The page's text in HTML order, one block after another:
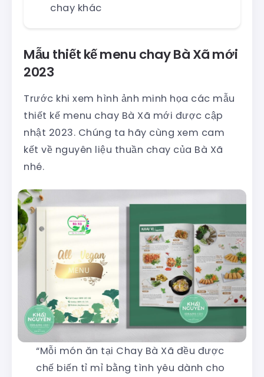
chay khác
Mẫu thiết kế menu chay Bà Xã mới
2023
Trước khi xem hình ảnh minh họa các mẫu
thiết kế menu chay Bà Xã mới được cập
nhật 2023. Chúng ta hãy cùng xem cam
kết về nguyên liệu thuần chay của Bà Xã
nhé.
“Mỗi món ăn tại Chay Bà Xã đều được
chế biến tỉ mỉ bằng tình yêu dành cho